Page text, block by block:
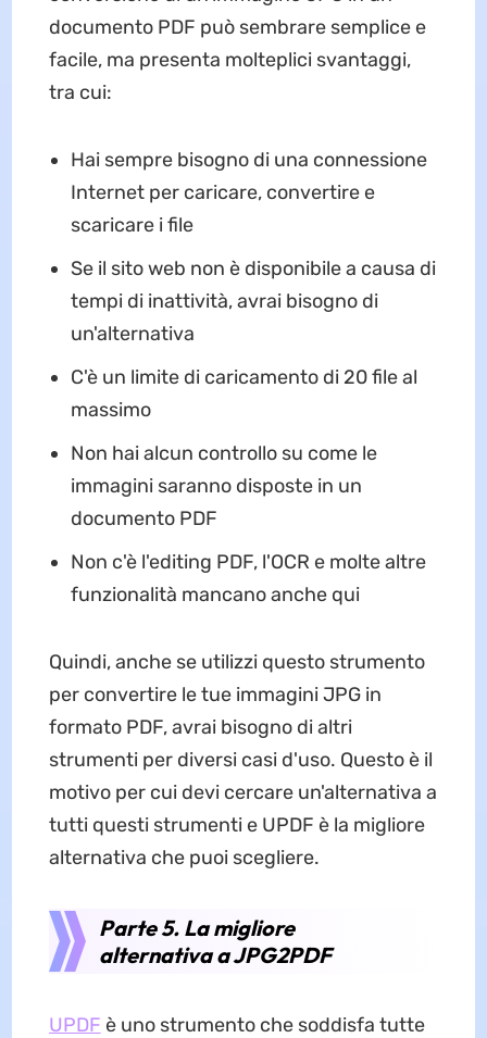
documento PDF può sembrare semplice e
facile, ma presenta molteplici svantaggi,
tra cui:
Hai sempre bisogno di una connessione
Internet per caricare, convertire e
scaricare i file
Se il sito web non è disponibile a causa di
tempi di inattività, avrai bisogno di
un'alternativa
C'è un limite di caricamento di 20 file al
massimo
Non hai alcun controllo su come le
immagini saranno disposte in un
documento PDF
Non c'è l'editing PDF, l'OCR e molte altre
funzionalità mancano anche qui
Quindi, anche se utilizzi questo strumento
per convertire le tue immagini JPG in
formato PDF, avrai bisogno di altri
strumenti per diversi casi d'uso. Questo è il
motivo per cui devi cercare un'alternativa a
tutti questi strumenti e UPDF è la migliore
alternativa che puoi scegliere.
Parte 5. La migliore
alternativa a JPG2PDF
UPDF è uno strumento che soddisfa tutte